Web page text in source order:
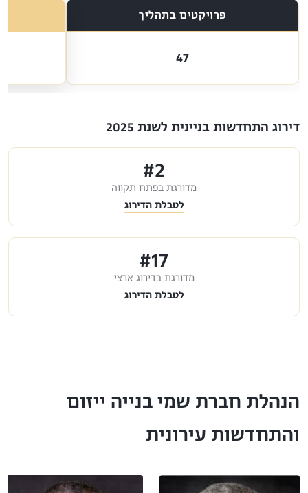
פרויקטים בתהליך
47
דירוג התחדשות בניינית לשנת 2025
#2
מדורגת בפתח תקווה
לטבלת הדירוג
#17
מדורגת בדירוג ארצי
לטבלת הדירוג
הנהלת חברת שמי בנייה ייזום
והתחדשות עירונית